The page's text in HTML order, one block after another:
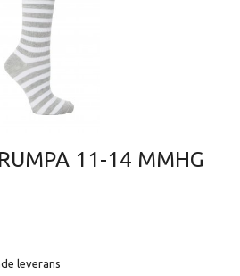
11-14 MMHG
leverans